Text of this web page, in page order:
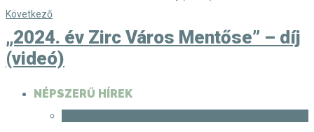
Következő
„2024. év Zirc Város Mentőse” – díj
(videó)
NÉPSZERŰ HÍREK